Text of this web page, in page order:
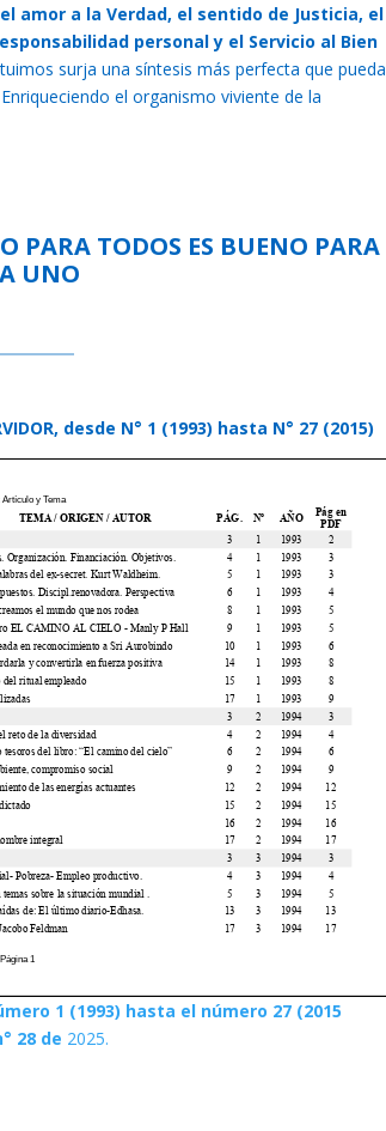
amor a la Verdad, el sentido de Justicia, el
personal y el Servicio al Bien
surja una síntesis más perfecta que pueda
el organismo viviente de la
PARA TODOS ES BUENO PARA
UNO
desde N° 1 (1993) hasta N° 27 (2015)
1 (1993) hasta el número 27 (2015
28 de 2025.